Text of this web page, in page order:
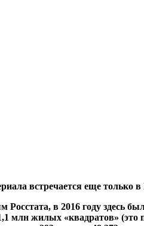
встречается еще только
в 2016 году здесь
млн жилых «квадратов» (это